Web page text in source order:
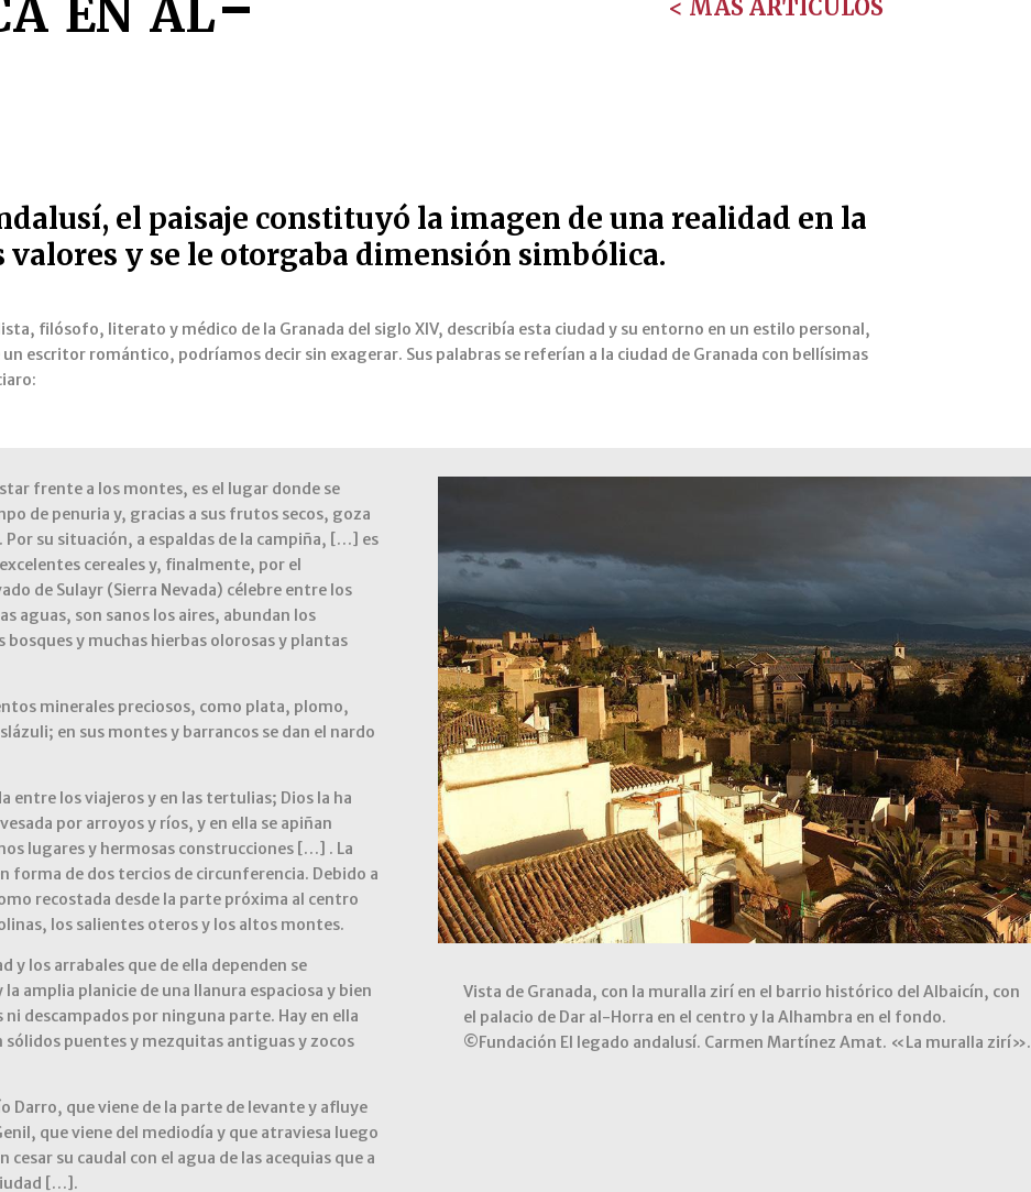
< MÁS ARTÍCULOS
el paisaje constituyó la imagen de una realidad en la
valores y se le otorgaba dimensión simbólica.
filósofo, literato y médico de la Granada del siglo XIV, describía esta ciudad y su entorno en un estilo personal,
escritor romántico, podríamos decir sin exagerar. Sus palabras se referían a la ciudad de Granada con bellísimas
frente a los montes, es el lugar donde se
de penuria y, gracias a sus frutos secos, goza
Por su situación, a espaldas de la campiña, […] es
cereales y, finalmente, por el
de Sulayr (Sierra Nevada) célebre entre los
aguas, son sanos los aires, abundan los
bosques y muchas hierbas olorosas y plantas
minerales preciosos, como plata, plomo,
en sus montes y barrancos se dan el nardo
entre los viajeros y en las tertulias; Dios la ha
por arroyos y ríos, y en ella se apiñan
lugares y hermosas construcciones […] . La
forma de dos tercios de circunferencia. Debido a
recostada desde la parte próxima al centro
los salientes oteros y los altos montes.
y los arrabales que de ella dependen se
amplia planicie de una llanura espaciosa y bien
ni descampados por ninguna parte. Hay en ella
puentes y mezquitas antiguas y zocos
Darro, que viene de la parte de levante y afluye
que viene del mediodía y que atraviesa luego
cesar su caudal con el agua de las acequias que a
[…].
Vista de Granada, con la muralla zirí en el barrio histórico del Albaicín, con
el palacio de Dar al-Horra en el centro y la Alhambra en el fondo.
©Fundación El legado andalusí. Carmen Martínez Amat. «La muralla zirí».